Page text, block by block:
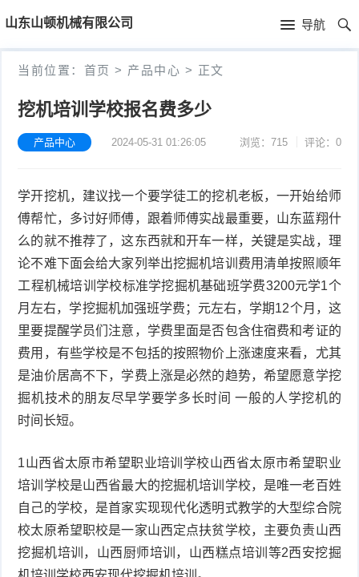
山东山顿机械有限公司 导航
首
页
首
当前位置： 首页 > 产品中心 > 正文
挖机培训学校报名费多少
产品中心 2024-05-31 01:26:05 浏览：715 评论：0
学开挖机，建议找一个要学徒工的挖机老板，一开始给师
傅帮忙，多讨好师傅，跟着师傅实战最重要，山东蓝翔什
么的就不推荐了，这东西就和开车一样，关键是实战，理
论不难下面会给大家列举出挖掘机培训费用清单按照顺年
工程机械培训学校标准学挖掘机基础班学费3200元学1个
月左右，学挖掘机加强班学费；元左右，学期12个月，这
里要提醒学员们注意，学费里面是否包含住宿费和考证的
费用，有些学校是不包括的按照物价上涨速度来看，尤其
是油价居高不下，学费上涨是必然的趋势，希望愿意学挖
掘机技术的朋友尽早学要学多长时间 一般的人学挖机的
时间长短。
1山西省太原市希望职业培训学校山西省太原市希望职业
培训学校是山西省最大的挖掘机培训学校，是唯一老百姓
自己的学校，是首家实现现代化透明式教学的大型综合院
校太原希望职校是一家山西定点扶贫学校，主要负责山西
挖掘机培训，山西厨师培训，山西糕点培训等2西安挖掘